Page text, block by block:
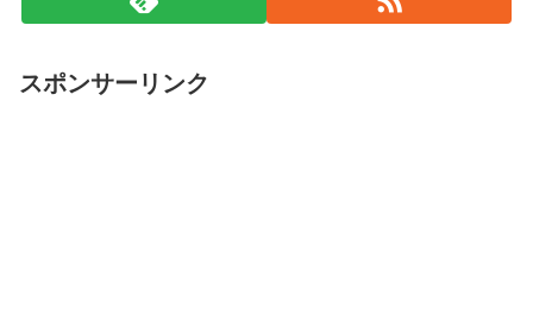
スポンサーリンク